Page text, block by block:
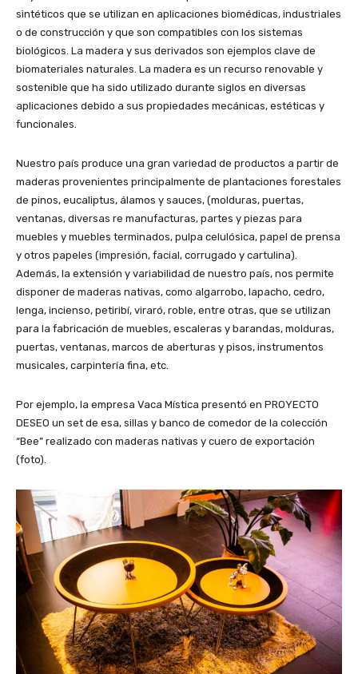
sintéticos que se utilizan en aplicaciones biomédicas, industriales
o de construcción y que son compatibles con los sistemas
biológicos. La madera y sus derivados son ejemplos clave de
biomateriales naturales. La madera es un recurso renovable y
sostenible que ha sido utilizado durante siglos en diversas
aplicaciones debido a sus propiedades mecánicas, estéticas y
funcionales.
Nuestro país produce una gran variedad de productos a partir de
maderas provenientes principalmente de plantaciones forestales
de pinos, eucaliptus, álamos y sauces, (molduras, puertas,
ventanas, diversas re manufacturas, partes y piezas para
muebles y muebles terminados, pulpa celulósica, papel de prensa
y otros papeles (impresión, facial, corrugado y cartulina).
Además, la extensión y variabilidad de nuestro país, nos permite
disponer de maderas nativas, como algarrobo, lapacho, cedro,
lenga, incienso, petiribí, viraró, roble, entre otras, que se utilizan
para la fabricación de muebles, escaleras y barandas, molduras,
puertas, ventanas, marcos de aberturas y pisos, instrumentos
musicales, carpintería fina, etc.
Por ejemplo, la empresa Vaca Mística presentó en PROYECTO
DESEO un set de esa, sillas y banco de comedor de la colección
“Bee” realizado con maderas nativas y cuero de exportación
(foto).